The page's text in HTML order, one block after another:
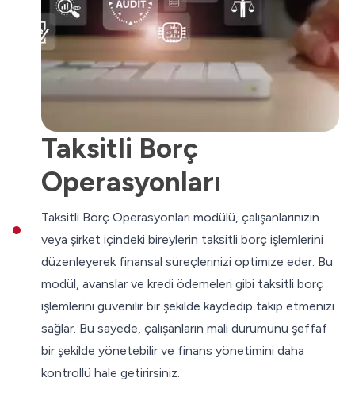
Taksitli Borç
Operasyonları
Taksitli Borç Operasyonları modülü, çalışanlarınızın
veya şirket içindeki bireylerin taksitli borç işlemlerini
düzenleyerek finansal süreçlerinizi optimize eder. Bu
modül, avanslar ve kredi ödemeleri gibi taksitli borç
işlemlerini güvenilir bir şekilde kaydedip takip etmenizi
sağlar. Bu sayede, çalışanların mali durumunu şeffaf
bir şekilde yönetebilir ve finans yönetimini daha
kontrollü hale getirirsiniz.